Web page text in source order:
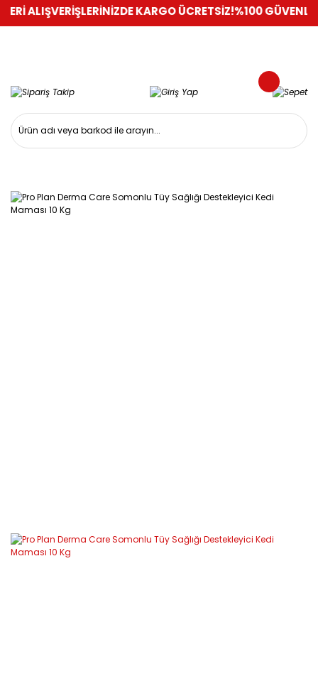
ALIŞVERİŞLERİNİZDE KARGO ÜCRETSİZ!%100 GÜVENLİ